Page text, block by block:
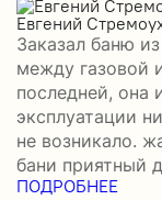
Евгений
Заказал баню
между газовой
последней, она
эксплуатации
не возникало.
бани приятный
ПОДРОБНЕЕ